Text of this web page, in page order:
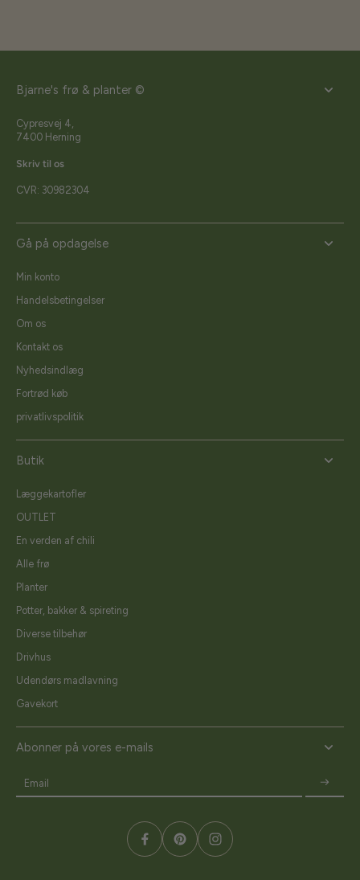
Bjarne's frø & planter ©
Cypresvej 4,
7400 Herning
Skriv til os
CVR: 30982304
Gå på opdagelse
Min konto
Handelsbetingelser
Om os
Kontakt os
Nyhedsindlæg
Fortrød køb
privatlivspolitik
Butik
Læggekartofler
OUTLET
En verden af chili
Alle frø
Planter
Potter, bakker & spireting
Diverse tilbehør
Drivhus
Udendørs madlavning
Gavekort
Abonner på vores e-mails
Email